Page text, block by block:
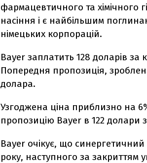
фармацевтичного та хімічного
насіння і є найбільшим
німецьких корпорацій.
Bayer заплатить 128 доларів
Попередня пропозиція,
долара.
Узгоджена ціна приблизно на
пропозицію Bayer в 122 долари
Bayer очікує, що
року, наступного за закриттям